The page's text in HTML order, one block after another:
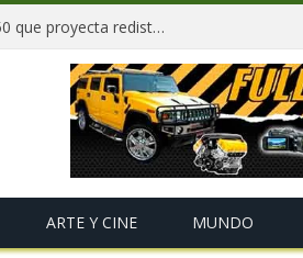
Paz y gobernadores firman acuerdo del 50/50 que proyecta redistribuir recursos y tributos desde 2027
ARTE Y CINE MUNDO